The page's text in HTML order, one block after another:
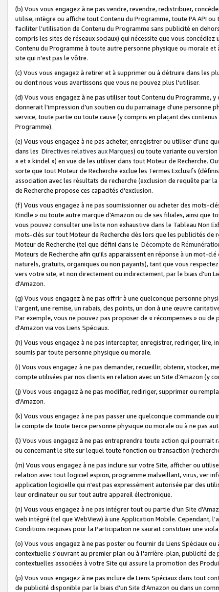
(b) Vous vous engagez à ne pas vendre, revendre, redistribuer,
utilise, intègre ou affiche tout Contenu du Programme, toute PA API
faciliter l'utilisation de Contenu du Programme sans publicité en
compris les sites de réseaux sociaux) qui nécessite que vous
Contenu du Programme à toute autre personne physique ou morale
site qui n'est pas le vôtre.
(c) Vous vous engagez à retirer et à supprimer ou à détruire dans les
ou dont nous vous avertissons que vous ne pouvez plus l'utiliser.
(d) Vous vous engagez à ne pas utiliser tout Contenu du Programme,
donnerait l'impression d'un soutien ou du parrainage d'une personne
service, toute partie ou toute cause (y compris en plaçant des
Programme).
(e) Vous vous engagez à ne pas acheter, enregistrer ou utiliser d’une
dans les Directives relatives aux Marques) ou toute variante ou
» et « kindel ») en vue de les utiliser dans tout Moteur de Recherche.
sorte que tout Moteur de Recherche exclue les Termes Exclusifs
association avec les résultats de recherche (exclusion de requête
de Recherche propose ces capacités d'exclusion.
(f) Vous vous engagez à ne pas soumissionner ou acheter des mots-
Kindle » ou toute autre marque d'Amazon ou de ses filiales, ainsi que
vous pouvez consulter une liste non exhaustive dans le Tableau Non
mots-clés sur tout Moteur de Recherche dès lors que les publicités de
Moteur de Recherche (tel que défini dans le Décompte de
Moteurs de Recherche afin qu'ils apparaissent en réponse à un mot-
naturels, gratuits, organiques ou non payants), tant que vous
vers votre site, et non directement ou indirectement, par le biais d'un
d'Amazon.
(g) Vous vous engagez à ne pas offrir à une quelconque personne
l'argent, une remise, un rabais, des points, un don à une œuvre
Par exemple, vous ne pouvez pas proposer de « récompenses » ou
d'Amazon via vos Liens Spéciaux.
(h) Vous vous engagez à ne pas intercepter, enregistrer, rediriger,
soumis par toute personne physique ou morale.
(i) Vous vous engagez à ne pas demander, recueillir, obtenir, stocker,
compte utilisées par nos clients en relation avec un Site d'Amazon (y
(j) Vous vous engagez à ne pas modifier, rediriger, supprimer ou
d'Amazon.
(k) Vous vous engagez à ne pas passer une quelconque commande
le compte de toute tierce personne physique ou morale ou à ne pas
(l) Vous vous engagez à ne pas entreprendre toute action qui
ou concernant le site sur lequel toute fonction ou transaction
(m) Vous vous engagez à ne pas inclure sur votre Site, afficher ou
relation avec tout logiciel espion, programme malveillant, virus, ver
application logicielle qui n'est pas expressément autorisée par des
leur ordinateur ou sur tout autre appareil électronique.
(n) Vous vous engagez à ne pas intégrer tout ou partie d'un Site
web intégré (tel que WebView) à une Application Mobile. Cependant,
Conditions requises pour la Participation ne saurait constituer une
(o) Vous vous engagez à ne pas poster ou fournir de Liens Spéciaux
contextuelle s'ouvrant au premier plan ou à l'arrière-plan, publicité
contextuelles associées à votre Site qui assure la promotion des
(p) Vous vous engagez à ne pas inclure de Liens Spéciaux dans tout
de publicité disponible par le biais d'un Site d'Amazon ou dans un